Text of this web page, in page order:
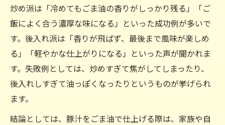
炒め派は「冷めてもごま油の香りがしっかり残る」「ご
飯によく合う濃厚な味になる」といった成功例が多いで
す。後入れ派は「香りが飛ばず、最後まで風味が楽しめ
る」「軽やかな仕上がりになる」といった声が聞かれま
す。失敗例としては、炒めすぎて焦がしてしまったり、
後入れしすぎて油っぽくなったりというものが挙げられ
ます。
結論としては、豚汁をごま油で仕上げる際は、家族や自